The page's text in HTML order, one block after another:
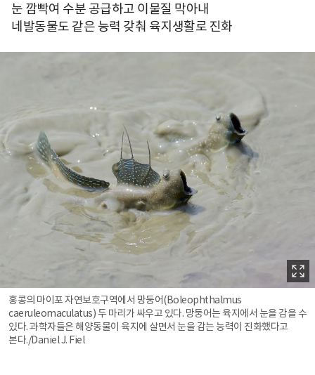
눈 깜빡여 수분 공급하고 이물질 막아내
네발동물도 같은 능력 갖춰 육지생활로 진화
홍콩의 마이포 자연보호구역에서 망둥어(Boleophthalmus
caeruleomaculatus) 두 마리가 싸우고 있다. 망둥어는 육지에서 눈을 감을 수
있다. 과학자들은 해양동물이 육지에 살면서 눈을 감는 능력이 진화했다고
본다./Daniel J. Fiel